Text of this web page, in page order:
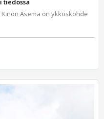
tiedossa
Asema on ykköskohde